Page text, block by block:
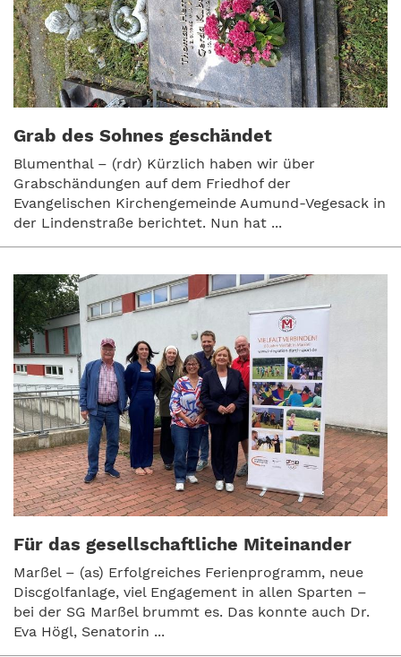
Grab des Sohnes geschändet
Blumenthal – (rdr) Kürzlich haben wir über
Grabschändungen auf dem Friedhof der
Evangelischen Kirchengemeinde Aumund-Vegesack in
der Lindenstraße berichtet. Nun hat ...
Für das gesellschaftliche Miteinander
Marßel – (as) Erfolgreiches Ferienprogramm, neue
Discgolfanlage, viel Engagement in allen Sparten –
bei der SG Marßel brummt es. Das konnte auch Dr.
Eva Högl, Senatorin ...